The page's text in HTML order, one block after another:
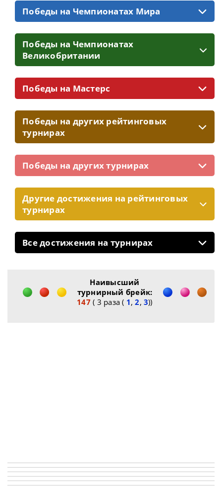
Победы на Чемпионатах Мира
Победы на Чемпионатах
Великобритании
Победы на Мастерс
Победы на других рейтинговых
турнирах
Победы на других турнирах
Другие достижения на рейтинговых
турнирах
Все достижения на турнирах
Наивысший
турнирный брейк:
147 ( 3 раза ( 1,2,3))